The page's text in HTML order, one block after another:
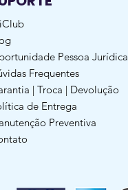
Pessoa Jurídica
Frequentes
| Troca | Devolução
de Entrega
Preventiva